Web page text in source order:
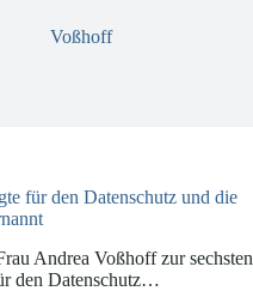
Voßhoff
für den Datenschutz und die
Andrea Voßhoff zur sechsten
den Datenschutz…